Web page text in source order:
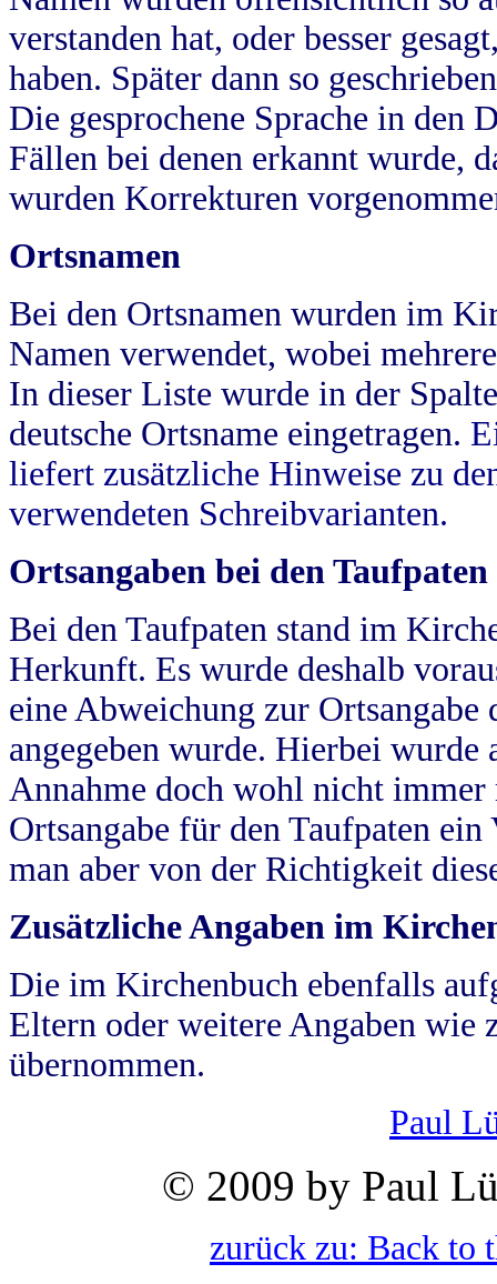
verstanden hat, oder besser
haben. Später dann so
Die gesprochene Sprache in
Fällen bei denen erkannt wurde,
wurden Korrekturen
Ortsnamen
Bei den Ortsnamen wurden im
Namen verwendet, wobei
In dieser Liste wurde in der
deutsche Ortsname eingetragen.
liefert zusätzliche Hinweise zu
verwendeten Schreibvarianten.
Ortsangaben bei den Taufpaten
Bei den Taufpaten stand im
Herkunft. Es wurde deshalb
eine Abweichung zur
angegeben wurde. Hierbei wurde
Annahme doch wohl nicht
Ortsangabe für den Taufpaten
man aber von der Richtigkeit
Zusätzliche Angaben im
Die im Kirchenbuch ebenfalls
Eltern oder weitere Angaben wie
übernommen.
Paul
© 2009 by Paul
zurück zu: Back to